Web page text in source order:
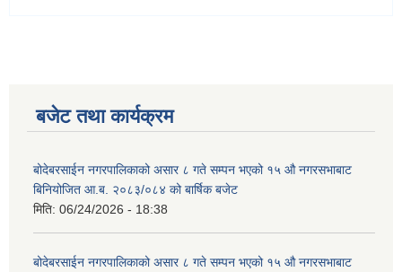
बजेट तथा कार्यक्रम
बोदेबरसाईन नगरपालिकाको असार ८ गते सम्पन भएको १५ ‍‍‍औ नगरसभाबाट
बिनियोजित आ.ब. २०८३/०८४ को बार्षिक बजेट
मिति: 06/24/2026 - 18:38
बोदेबरसाईन नगरपालिकाको असार ८ गते सम्पन भएको १५ ‍‍‍औ नगरसभाबाट